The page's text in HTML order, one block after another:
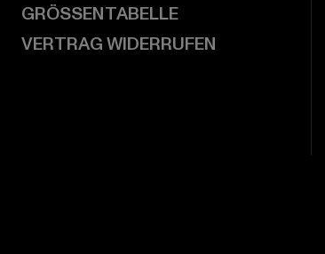
GRÖSSENTABELLE
VERTRAG WIDERRUFEN